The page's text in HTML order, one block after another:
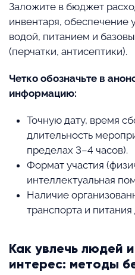
Заложите в бюджет
инвентаря, обеспечение
водой, питанием и
(перчатки, антисептики).
Четко обозначьте в
информацию:
Точную дату, время
длительность
пределах 3–4 часов).
Формат участия
интеллектуальная
Наличие
транспорта и
Как увлечь людей
интерес: методы